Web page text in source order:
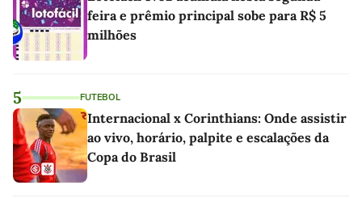
feira e prêmio principal sobe para R$ 5
milhões
5 FUTEBOL
Internacional x Corinthians: Onde assistir
ao vivo, horário, palpite e escalações da
Copa do Brasil